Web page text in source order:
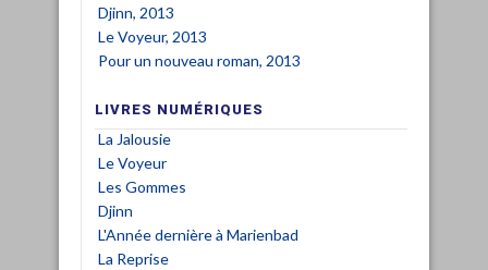
Djinn, 2013
Le Voyeur, 2013
Pour un nouveau roman, 2013
LIVRES NUMÉRIQUES
La Jalousie
Le Voyeur
Les Gommes
Djinn
L'Année dernière à Marienbad
La Reprise